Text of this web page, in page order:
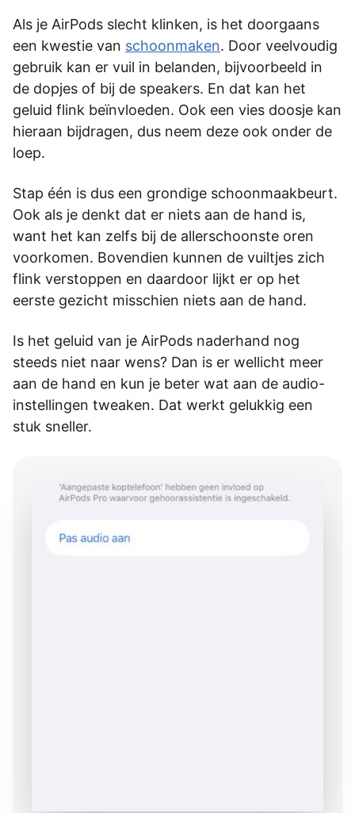
Als je AirPods slecht klinken, is het doorgaans
een kwestie van schoonmaken. Door veelvoudig
gebruik kan er vuil in belanden, bijvoorbeeld in
de dopjes of bij de speakers. En dat kan het
geluid flink beïnvloeden. Ook een vies doosje kan
hieraan bijdragen, dus neem deze ook onder de
loep.
Stap één is dus een grondige schoonmaakbeurt.
Ook als je denkt dat er niets aan de hand is,
want het kan zelfs bij de allerschoonste oren
voorkomen. Bovendien kunnen de vuiltjes zich
flink verstoppen en daardoor lijkt er op het
eerste gezicht misschien niets aan de hand.
Is het geluid van je AirPods naderhand nog
steeds niet naar wens? Dan is er wellicht meer
aan de hand en kun je beter wat aan de audio-
instellingen tweaken. Dat werkt gelukkig een
stuk sneller.